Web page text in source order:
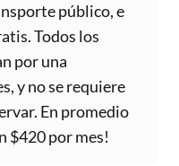
público, e
Todos los
por una
y no se requiere
En promedio
$420 por mes!